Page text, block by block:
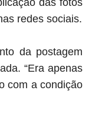
redes sociais.
da postagem
“Era apenas
com a condição